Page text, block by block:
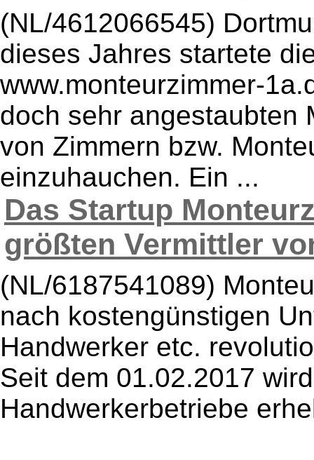
(NL/4612066545)
dieses Jahres startete
www.monteurzimmer-
doch sehr angestaubten
von Zimmern bzw.
einzuhauchen. Ein ...
Das Startup
größten Vermittler
(NL/6187541089)
nach kostengünstigen
Handwerker etc.
Seit dem 01.02.2017
Handwerkerbetriebe